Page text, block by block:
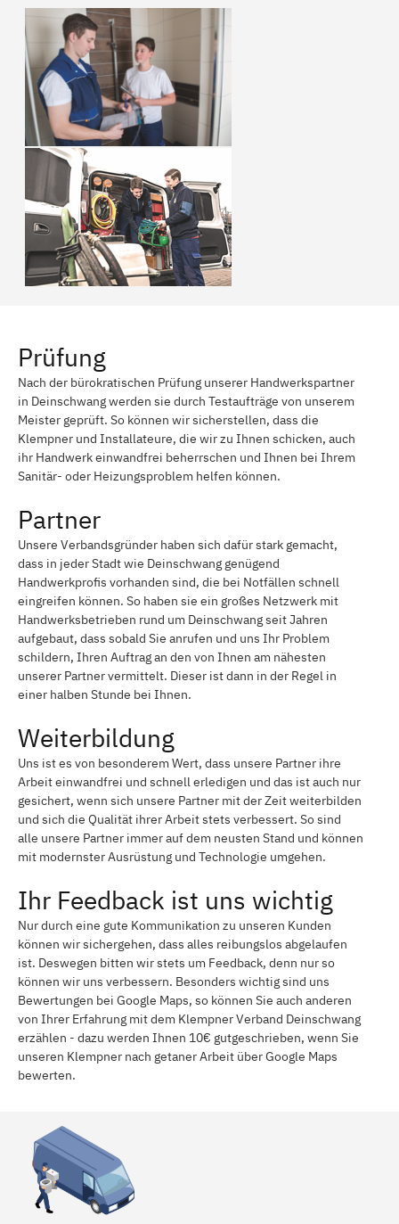
Prüfung
Nach der bürokratischen Prüfung unserer Handwerkspartner
in Deinschwang werden sie durch Testaufträge von unserem
Meister geprüft. So können wir sicherstellen, dass die
Klempner und Installateure, die wir zu Ihnen schicken, auch
ihr Handwerk einwandfrei beherrschen und Ihnen bei Ihrem
Sanitär- oder Heizungsproblem helfen können.
Partner
Unsere Verbandsgründer haben sich dafür stark gemacht,
dass in jeder Stadt wie Deinschwang genügend
Handwerkprofis vorhanden sind, die bei Notfällen schnell
eingreifen können. So haben sie ein großes Netzwerk mit
Handwerksbetrieben rund um Deinschwang seit Jahren
aufgebaut, dass sobald Sie anrufen und uns Ihr Problem
schildern, Ihren Auftrag an den von Ihnen am nähesten
unserer Partner vermittelt. Dieser ist dann in der Regel in
einer halben Stunde bei Ihnen.
Weiterbildung
Uns ist es von besonderem Wert, dass unsere Partner ihre
Arbeit einwandfrei und schnell erledigen und das ist auch nur
gesichert, wenn sich unsere Partner mit der Zeit weiterbilden
und sich die Qualität ihrer Arbeit stets verbessert. So sind
alle unsere Partner immer auf dem neusten Stand und können
mit modernster Ausrüstung und Technologie umgehen.
Ihr Feedback ist uns wichtig
Nur durch eine gute Kommunikation zu unseren Kunden
können wir sichergehen, dass alles reibungslos abgelaufen
ist. Deswegen bitten wir stets um Feedback, denn nur so
können wir uns verbessern. Besonders wichtig sind uns
Bewertungen bei Google Maps, so können Sie auch anderen
von Ihrer Erfahrung mit dem Klempner Verband Deinschwang
erzählen - dazu werden Ihnen 10€ gutgeschrieben, wenn Sie
unseren Klempner nach getaner Arbeit über Google Maps
bewerten.